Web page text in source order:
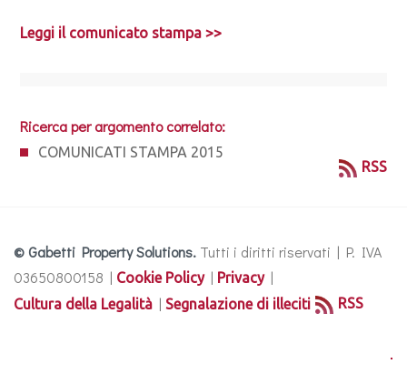
Leggi il comunicato stampa >>
Ricerca per argomento correlato:
COMUNICATI STAMPA 2015
RSS
© Gabetti Property Solutions. Tutti i diritti riservati | P. IVA
03650800158 | Cookie Policy| Privacy|
Cultura della Legalità | Segnalazione di illeciti RSS